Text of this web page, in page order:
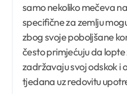
samo nekoliko mečeva
specifične za zemlju
zbog svoje poboljšane
često primjećuju da lopte
zadržavaju svoj odskok i
tjedana uz redovitu